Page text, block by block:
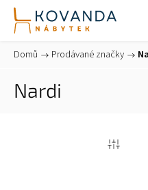
Domů / Prodávané značky /
Nardi